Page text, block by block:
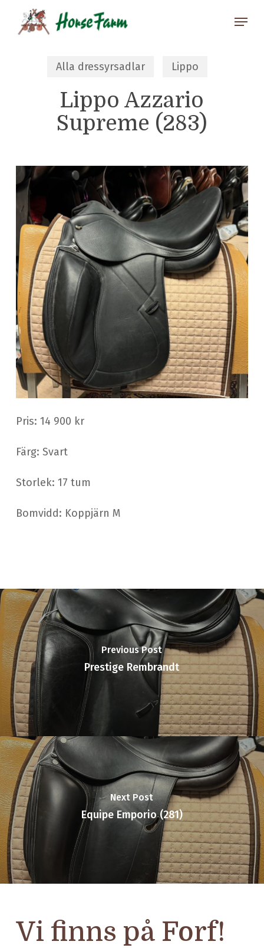
main
Menu
Alla dressyrsadlar Lippo
Lippo Azzario
Supreme (283)
Pris: 14 900 kr
Färg: Svart
Storlek: 17 tum
Bomvidd: Koppjärn M
Previous Post
Prestige Rembrandt
Next Post
Equipe Emporio (281)
Vi finns på Forf!